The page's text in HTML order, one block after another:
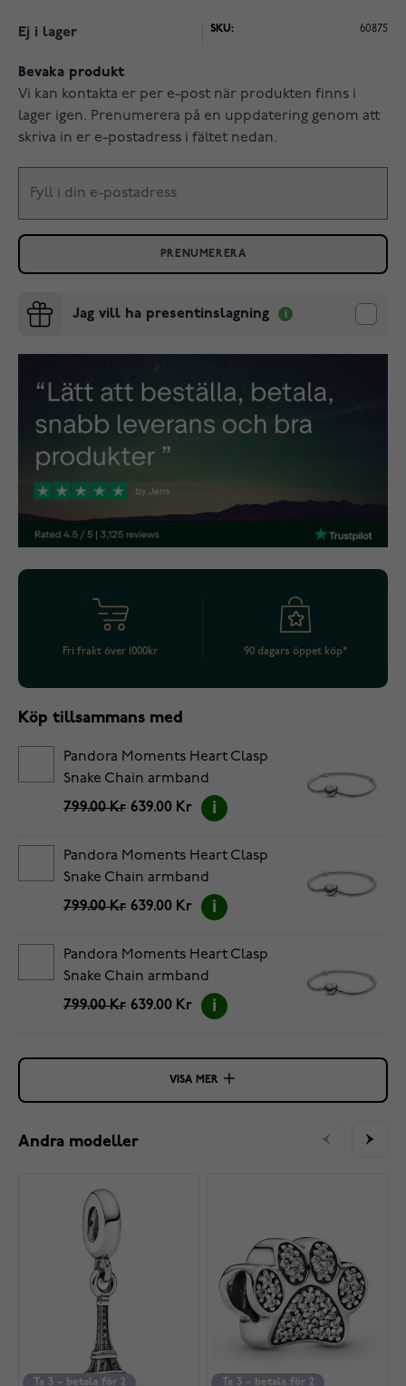
Ej i lager SKU: 60875
Bevaka produkt
Vi kan kontakta er per e-post när produkten finns i
lager igen. Prenumerera på en uppdatering genom att
skriva in er e-postadress i fältet nedan.
PRENUMERERA
Jag vill ha presentinslagning
Fri frakt över 1000kr 90 dagars öppet köp*
Köp tillsammans med
Pandora Moments Heart Clasp
Snake Chain armband
5594594C00-18
799.00 Kr 639.00 Kr
Pandora Moments Heart Clasp
Snake Chain armband
5594594C00-19
799.00 Kr 639.00 Kr
Pandora Moments Heart Clasp
Snake Chain armband
5594594C00-20
799.00 Kr 639.00 Kr
VISA MER
Andra modeller
Ta 3 – betala för 2 Ta 3 – betala för 2